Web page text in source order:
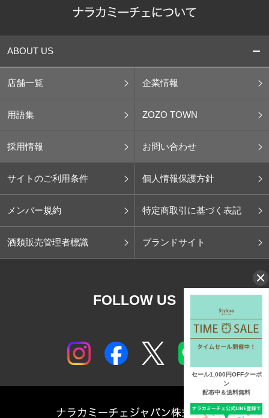
ABOUT US
店舗一覧 企業情報
用語集 ZOZO TOWN
採用情報 お問い合わせ
サイトのご利用条件 個人情報保護方針
メンバー規約 特定商取引に基づく表記
酒類販売管理者標識 ブランドサイト
FOLLOW US
セール1,000円OFFクーポ
ン
配布中＆送料無料